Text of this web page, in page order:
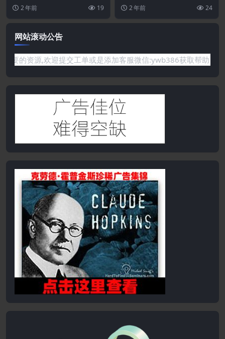
2 年前 19 2 年前 24
网站滚动公告
没有你需要的资源,欢迎提交工单或是添加客服微信:ywb386获